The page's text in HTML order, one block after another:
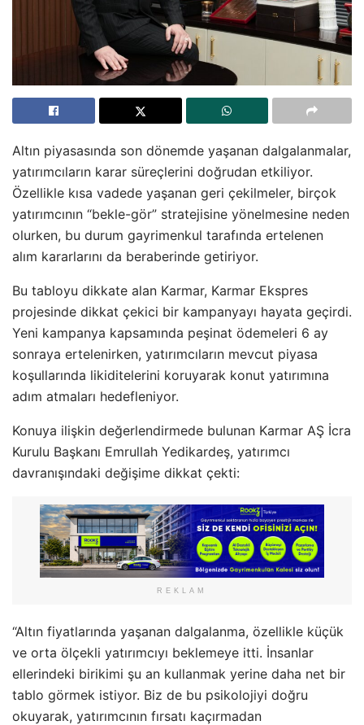
Altın piyasasında son dönemde yaşanan dalgalanmalar,
yatırımcıların karar süreçlerini doğrudan etkiliyor.
Özellikle kısa vadede yaşanan geri çekilmeler, birçok
yatırımcının “bekle-gör” stratejisine yönelmesine neden
olurken, bu durum gayrimenkul tarafında ertelenen
alım kararlarını da beraberinde getiriyor.
Bu tabloyu dikkate alan Karmar, Karmar Ekspres
projesinde dikkat çekici bir kampanyayı hayata geçirdi.
Yeni kampanya kapsamında peşinat ödemeleri 6 ay
sonraya ertelenirken, yatırımcıların mevcut piyasa
koşullarında likiditelerini koruyarak konut yatırımına
adım atmaları hedefleniyor.
Konuya ilişkin değerlendirmede bulunan Karmar AŞ İcra
Kurulu Başkanı Emrullah Yedikardeş, yatırımcı
davranışındaki değişime dikkat çekti:
REKLAM
“Altın fiyatlarında yaşanan dalgalanma, özellikle küçük
ve orta ölçekli yatırımcıyı beklemeye itti. İnsanlar
ellerindeki birikimi şu an kullanmak yerine daha net bir
tablo görmek istiyor. Biz de bu psikolojiyi doğru
okuyarak, yatırımcının fırsatı kaçırmadan